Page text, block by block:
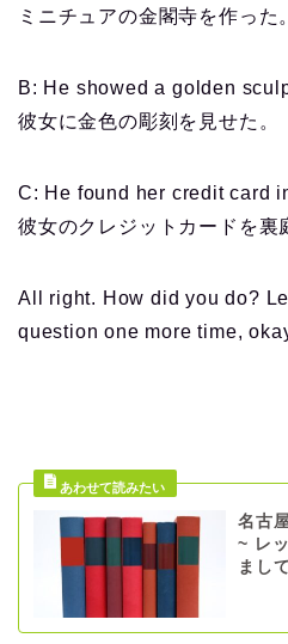
ミニチュアの金閣寺を作った。
B: He showed a golden
彼女に金色の彫刻を見せた。
C: He found her credit card
彼女のクレジットカードを裏
All right. How did you do?
question one more time,
名古
~ レ
まして